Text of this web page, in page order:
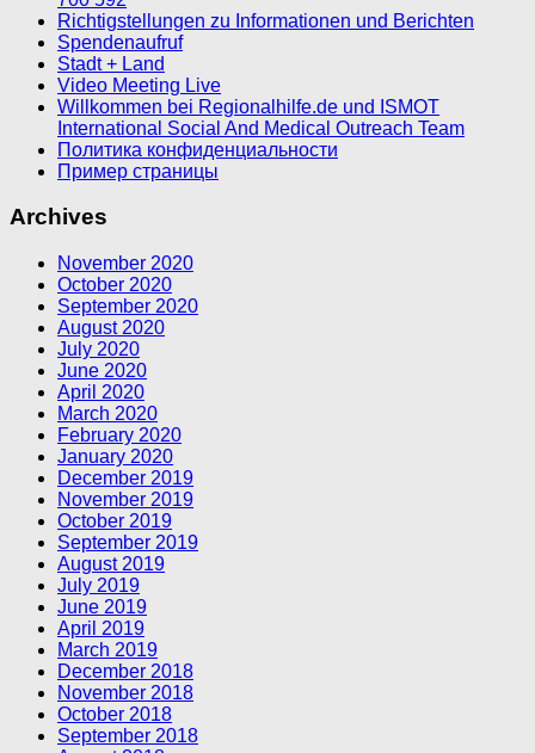
Richtigstellungen zu Informationen und Berichten
Spendenaufruf
Stadt + Land
Video Meeting Live
Willkommen bei Regionalhilfe.de und ISMOT
International Social And Medical Outreach Team
Политика конфиденциальности
Пример страницы
Archives
November 2020
October 2020
September 2020
August 2020
July 2020
June 2020
April 2020
March 2020
February 2020
January 2020
December 2019
November 2019
October 2019
September 2019
August 2019
July 2019
June 2019
April 2019
March 2019
December 2018
November 2018
October 2018
September 2018